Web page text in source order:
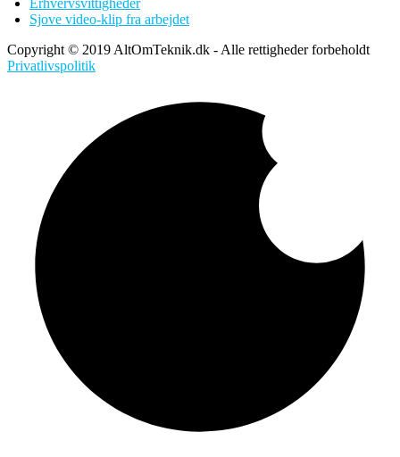
Sjove video-klip fra arbejdet
Copyright © 2019 AltOmTeknik.dk - Alle rettigheder forbeholdt
Privatlivspolitik